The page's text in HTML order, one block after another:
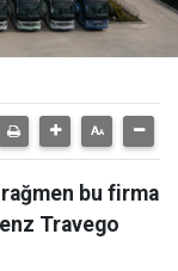
bu firma
Travego